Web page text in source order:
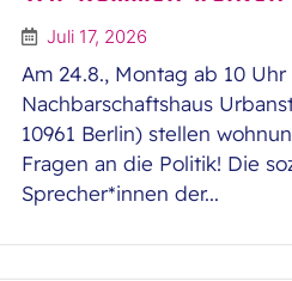
Juli 17, 2026
Am 24.8., Montag ab 10
Nachbarschaftshaus
10961 Berlin) stellen
Fragen an die Politik! Die
Sprecher*innen der...